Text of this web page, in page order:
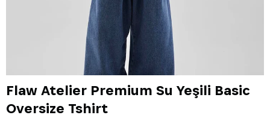
Flaw Atelier Premium Su Yeşili Basic
Oversize Tshirt